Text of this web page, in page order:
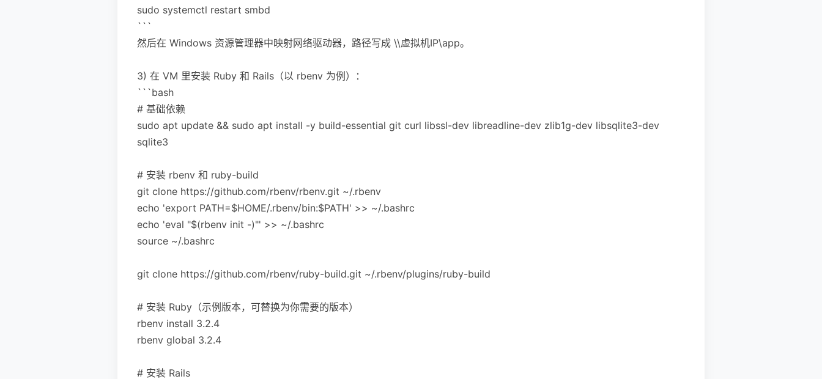
sudo systemctl restart smbd
```
然后在 Windows 资源管理器中映射网络驱动器，路径写成 \\虚拟机IP\app。
3) 在 VM 里安装 Ruby 和 Rails（以 rbenv 为例）：
```bash
# 基础依赖
sudo apt update && sudo apt install -y build-essential git curl libssl-dev libreadline-dev zlib1g-dev libsqlite3-dev
sqlite3
# 安装 rbenv 和 ruby-build
git clone https://github.com/rbenv/rbenv.git ~/.rbenv
echo 'export PATH=$HOME/.rbenv/bin:$PATH' >> ~/.bashrc
echo 'eval "$(rbenv init -)"' >> ~/.bashrc
source ~/.bashrc
git clone https://github.com/rbenv/ruby-build.git ~/.rbenv/plugins/ruby-build
# 安装 Ruby（示例版本，可替换为你需要的版本）
rbenv install 3.2.4
rbenv global 3.2.4
# 安装 Rails